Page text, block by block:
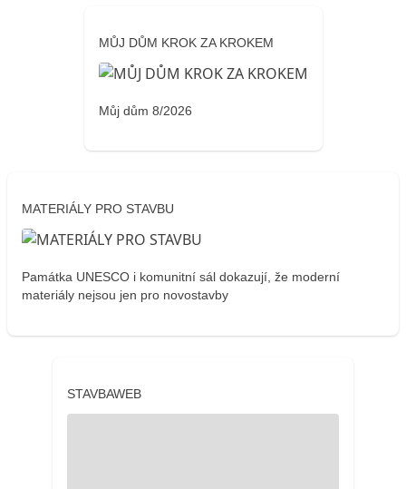
MŮJ DŮM KROK ZA KROKEM
Můj dům 8/2026
MATERIÁLY PRO STAVBU
Památka UNESCO i komunitní sál dokazují, že moderní
materiály nejsou jen pro novostavby
STAVBAWEB